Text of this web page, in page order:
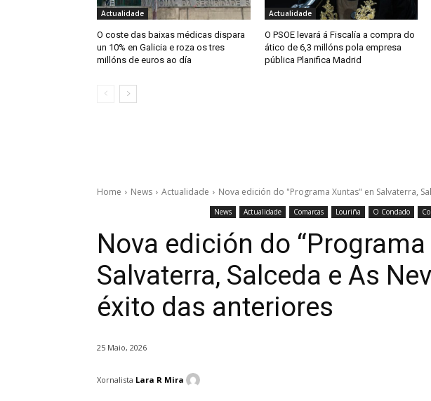
Actualidade
O coste das baixas médicas dispara
un 10% en Galicia e roza os tres
millóns de euros ao día
Actualidade
O PSOE levará á Fiscalía a compra do
ático de 6,3 millóns pola empresa
pública Planifica Madrid